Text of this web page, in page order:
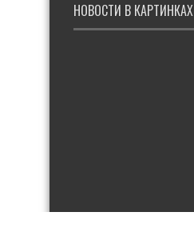
НОВОСТИ В КАРТИНКАХ